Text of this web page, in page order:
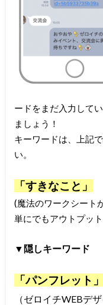
ードをまだ入力して
ましょう！
キーワードは、上記
い。
「すきなこと」
(魔法のワークシート
単にでもアウトプッ
▼隠しキーワード
「パンフレット」
（ゼロイチWEBデ